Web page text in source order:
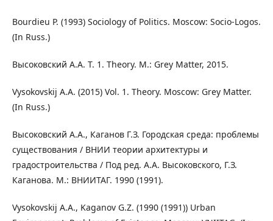
Bourdieu P. (1993) Sociology of Politics. Moscow: Socio-Logos.
(In Russ.)
Высоковский А.А. Т. 1. Theory. М.: Grey Matter, 2015.
Vysokovskij A.A. (2015) Vol. 1. Theory. Moscow: Grey Matter.
(In Russ.)
Высоковский А.А., Каганов Г.З. Городская среда: проблемы
существования / ВНИИ теории архитектуры и
градостроительства / Под ред. А.А. Высоковского, Г.З.
Каганова. М.: ВНИИТАГ. 1990 (1991).
Vysokovskij A.A., Kaganov G.Z. (1990 (1991)) Urban